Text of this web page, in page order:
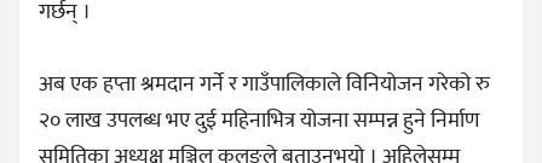
गर्छन् ।
अब एक हप्ता श्रमदान गर्ने र गाउँपालिकाले विनियोजन गरेको रु
२० लाख उपलब्ध भए दुई महिनाभित्र योजना सम्पन्न हुने निर्माण